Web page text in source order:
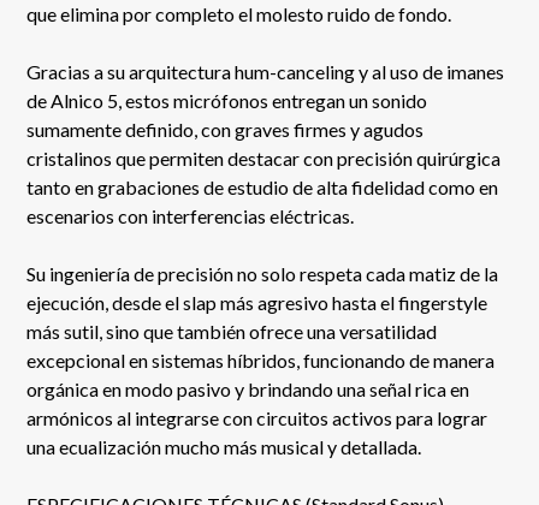
que elimina por completo el molesto ruido de fondo.
Gracias a su arquitectura hum-canceling y al uso de imanes
de Alnico 5, estos micrófonos entregan un sonido
sumamente definido, con graves firmes y agudos
cristalinos que permiten destacar con precisión quirúrgica
tanto en grabaciones de estudio de alta fidelidad como en
escenarios con interferencias eléctricas.
Su ingeniería de precisión no solo respeta cada matiz de la
ejecución, desde el slap más agresivo hasta el fingerstyle
más sutil, sino que también ofrece una versatilidad
excepcional en sistemas híbridos, funcionando de manera
orgánica en modo pasivo y brindando una señal rica en
armónicos al integrarse con circuitos activos para lograr
una ecualización mucho más musical y detallada.